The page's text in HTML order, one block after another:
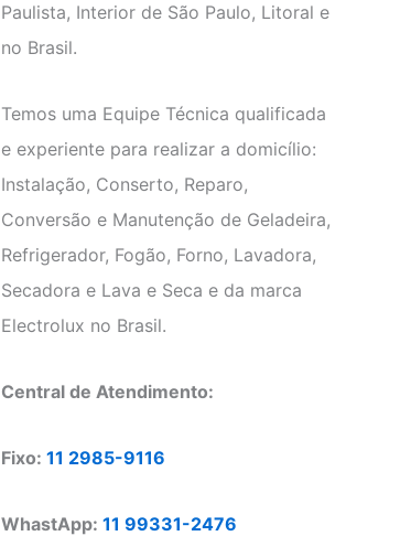
Paulista, Interior de São Paulo, Litoral e
no Brasil.
Temos uma Equipe Técnica qualificada
e experiente para realizar a domicílio:
Instalação, Conserto, Reparo,
Conversão e Manutenção de Geladeira,
Refrigerador, Fogão, Forno, Lavadora,
Secadora e Lava e Seca e da marca
Electrolux no Brasil.
Central de Atendimento:
Fixo: 11 2985-9116
WhastApp: 11 99331-2476